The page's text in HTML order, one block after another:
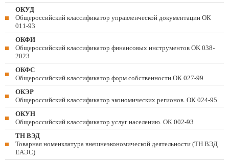
ОКУД
Общероссийский классификатор управленческой документации ОК
011-93
ОКФИ
Общероссийский классификатор финансовых инструментов OK 038-
2023
ОКФС
Общероссийский классификатор форм собственности ОК 027-99
ОКЭР
Общероссийский классификатор экономических регионов. ОК 024-95
ОКУН
Общероссийский классификатор услуг населению. ОК 002-93
ТН ВЭД
Товарная номенклатура внешнеэкономической деятельности (ТН ВЭД
ЕАЭС)